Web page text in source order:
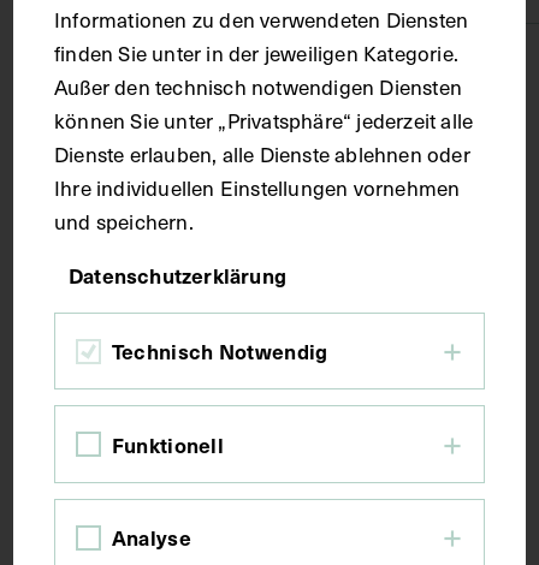
Technik
Maße
Kurzbeschreibung
Auszug aus: Galerie hervorragender Ärzte und
medizinischen Wochenschrift. Vorderseitig mit
Informationen zu den verwendeten Diensten
finden Sie unter in der jeweiligen Kategorie.
Außer den technisch notwendigen Diensten
können Sie unter „Privatsphäre“ jederzeit alle
Dienste erlauben, alle Dienste ablehnen oder
Ihre individuellen Einstellungen vornehmen
und speichern.
Datenschutzerklärung
Technisch Notwendig
Funktionell
Analyse